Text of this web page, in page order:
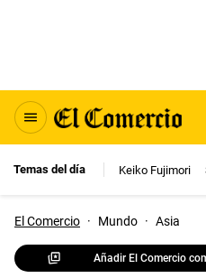
Temas del día Keiko Fujimori
El Comercio · Mundo · Asia
Añadir El Comercio